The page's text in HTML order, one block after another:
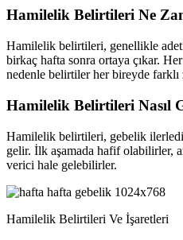
Hamilelik Belirtileri Ne
Hamilelik belirtileri, genellikle
birkaç hafta sonra ortaya çıkar.
nedenle belirtiler her bireyde farklı
Hamilelik Belirtileri Nasıl
Hamilelik belirtileri, gebelik
gelir. İlk aşamada hafif olabilirler,
verici hale gelebilirler.
Hamilelik Belirtileri Ve İşaretleri